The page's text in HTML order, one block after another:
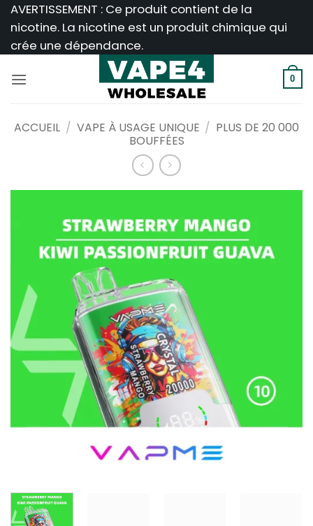
Passer
au
contenu
AVERTISSEMENT : Ce produit contient de la
nicotine. La nicotine est un produit chimique qui
crée une dépendance.
0
ACCUEIL / VAPE À USAGE UNIQUE / PLUS DE 20 000
BOUFFÉES